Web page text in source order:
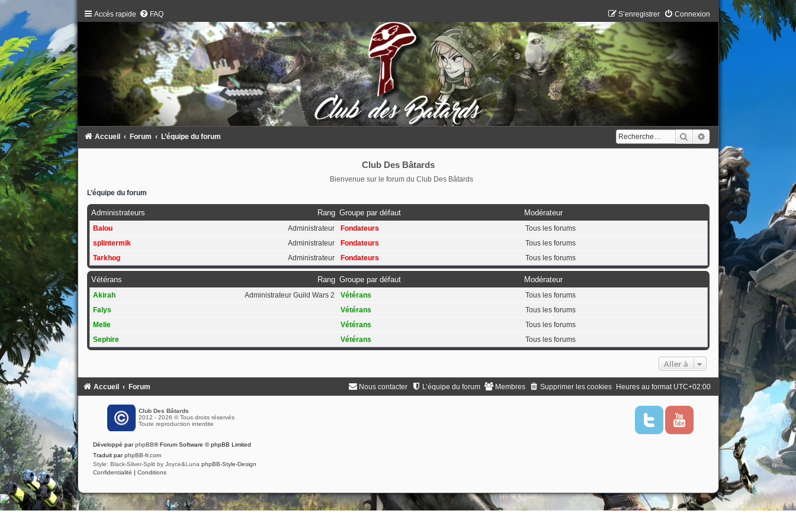
Accès rapide FAQ Connexion
S’enregistrer
Rechercher
Accueil Forum L’équipe du forum
Club Des Bâtards
Bienvenue sur le forum du Club Des Bâtards
L’équipe du forum
Rang
Administrateurs Groupe par défaut Modérateur
Administrateur
Balou Fondateurs
Tous les forums
Administrateur
splintermik Fondateurs
Tous les forums
Administrateur
Tarkhog Fondateurs Tous les forums
Rang
Vétérans Groupe par défaut Modérateur
Administrateur Guild Wars 2
Akirah Vétérans
Tous les forums
Falys
Vétérans
Tous les forums
Melie
Vétérans
Tous les forums
Sephire
Vétérans Tous les forums
Aller à
Accueil Forum Heures au format UTC+02:00
Supprimer les cookies
Membres
L’équipe du forum
Nous contacter
Club Des Bâtards
2012 - 2026 © Tous droits réservés
Toute reproduction interdite
T
i
Y
u
Développé parphpBB® Forum Software © phpBB Limited
Traduit parphpBB-fr.com
Style: Black-Silver-Split by Joyce&Luna phpBB-Style-Design
Confidentialité | Conditions